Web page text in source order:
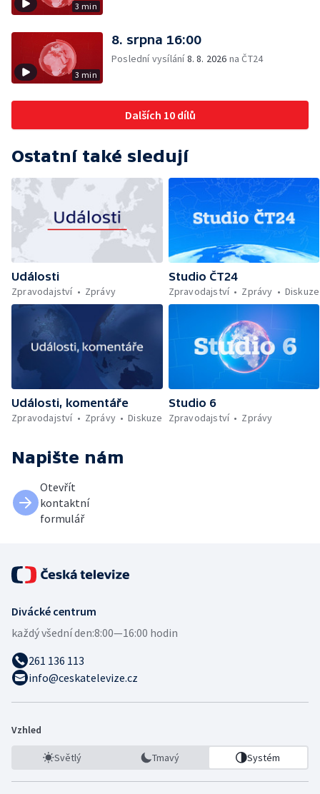
3 min
3 min
8. srpna 16:00
Poslední vysílání8. 8. 2026 na ČT24
Dalších 10 dílů
Ostatní také sledují
Události
Zpravodajství
Zprávy
Studio ČT24
Zpravodajství
Zprávy Diskuze
Události, komentáře
Zpravodajství
Zprávy Diskuze
Studio 6
Zpravodajství
Zprávy
Napište nám
Otevřít
kontaktní
formulář
Divácké centrum
každý všední den:8:00—16:00 hodin
261 136 113
info@ceskatelevize.cz
Vzhled
Světlý Tmavý Systém